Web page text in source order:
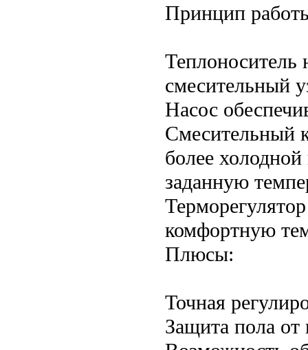
Принцип
Теплоноситель
смесительный
Насос
Смесительный
более
заданную
комфортную
Плюсы:
Точная
Защита пола от